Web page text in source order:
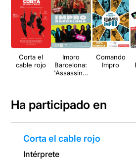
Corta el
cable rojo
Impro
Barcelona:
'Assassinat
Comando
Impro
Ha participado en
Corta el cable rojo
Intérprete